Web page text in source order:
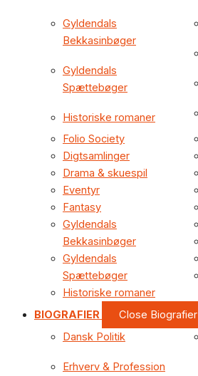
Gyldendals
Bekkasinbøger
Gyldendals
Spættebøger
Historiske romaner
Folio Society
Digtsamlinger
Drama & skuespil
Eventyr
Fantasy
Gyldendals
Bekkasinbøger
Gyldendals
Spættebøger
Historiske romaner
BIOGRAFIER Close Biografier
Dansk Politik
Erhverv & Profession